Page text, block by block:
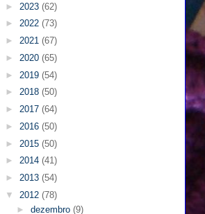
► 2023 (62)
► 2022 (73)
► 2021 (67)
► 2020 (65)
► 2019 (54)
► 2018 (50)
► 2017 (64)
► 2016 (50)
► 2015 (50)
► 2014 (41)
► 2013 (54)
▼ 2012 (78)
► dezembro (9)